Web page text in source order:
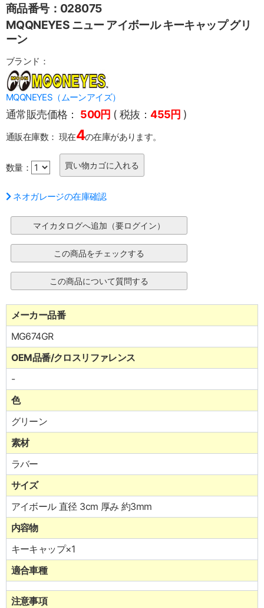
商品番号：028075
MQQNEYES ニュー アイボール キーキャップ グリ
ーン
ブランド：
MQQNEYES（ムーンアイズ）
通常販売価格： 500円 ( 税抜：455円 )
通販在庫数： 現在4の在庫があります。
数量：
ネオガレージの在庫確認
メーカー品番
MG674GR
OEM品番/クロスリファレンス
-
色
グリーン
素材
ラバー
サイズ
アイボール 直径 3cm 厚み 約3mm
内容物
キーキャップ×1
適合車種
注意事項